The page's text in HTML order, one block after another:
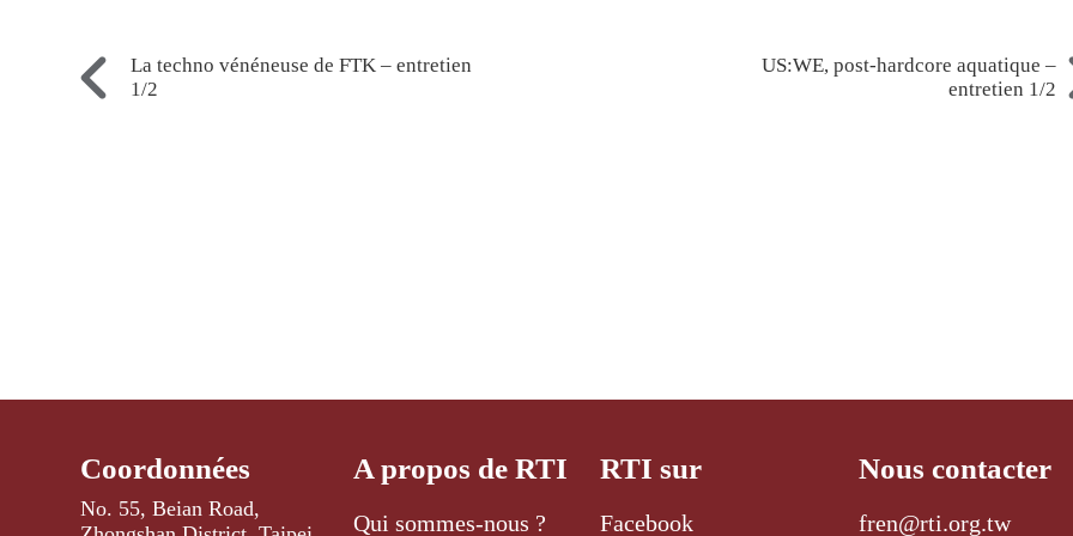
La techno vénéneuse de FTK – entretien
1/2
US:WE, post-hardcore aquatique –
entretien 1/2
Coordonnées
No. 55, Beian Road,
A propos de RTI
Qui sommes-nous ?
RTI sur
Facebook
Nous contacter
fren@rti.org.tw